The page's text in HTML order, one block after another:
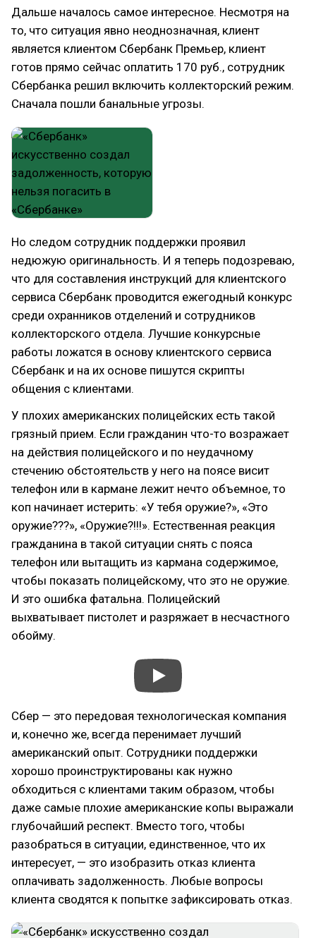
Дальше началось самое интересное. Несмотря на
то, что ситуация явно неоднозначная, клиент
является клиентом Сбербанк Премьер, клиент
готов прямо сейчас оплатить 170 руб., сотрудник
Сбербанка решил включить коллекторский режим.
Сначала пошли банальные угрозы.
Но следом сотрудник поддержки проявил
недюжую оригинальность. И я теперь подозреваю,
что для составления инструкций для клиентского
сервиса Сбербанк проводится ежегодный конкурс
среди охранников отделений и сотрудников
коллекторского отдела. Лучшие конкурсные
работы ложатся в основу клиентского сервиса
Сбербанк и на их основе пишутся скрипты
общения с клиентами.
У плохих американских полицейских есть такой
грязный прием. Если гражданин что-то возражает
на действия полицейского и по неудачному
стечению обстоятельств у него на поясе висит
телефон или в кармане лежит нечто объемное, то
коп начинает истерить: «У тебя оружие?», «Это
оружие???», «Оружие?!!!». Естественная реакция
гражданина в такой ситуации снять с пояса
телефон или вытащить из кармана содержимое,
чтобы показать полицейскому, что это не оружие.
И это ошибка фатальна. Полицейский
выхватывает пистолет и разряжает в несчастного
обойму.
Сбер — это передовая технологическая компания
и, конечно же, всегда перенимает лучший
американский опыт. Сотрудники поддержки
хорошо проинструктированы как нужно
обходиться с клиентами таким образом, чтобы
даже самые плохие американские копы выражали
глубочайший респект. Вместо того, чтобы
разобраться в ситуации, единственное, что их
интересует, — это изобразить отказ клиента
оплачивать задолженность. Любые вопросы
клиента сводятся к попытке зафиксировать отказ.